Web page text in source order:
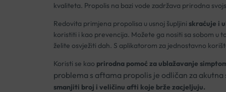
kvaliteta. Propolis na bazi vode zadržava prirodna
Redovita primjena propolisa u usnoj šupljini skraćuje i
koristiti i kao prevencija. Možete ga nositi sa sobom u
želite osvježiti dah. S aplikatorom za jednostavno
Koristi se kao prirodna pomoć za ublažavanje
problema s aftama propolis je odličan za
smanjiti broj i veličinu afti koje brže zacjeljuju.